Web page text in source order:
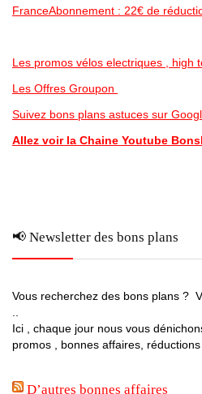
FranceAbonnement : 22€ de
Les promos vélos electriques , high
Les Offres Groupon
Suivez bons plans astuces sur
Allez voir la Chaine Youtube
📢 Newsletter des bons plans
Vous recherchez des bons plans ?
..
Ici , chaque jour nous vous
promos , bonnes affaires,
D’autres bonnes affaires